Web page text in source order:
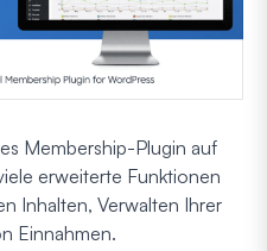
Membership-Plugin auf
erweiterte Funktionen
Inhalten, Verwalten Ihrer
Einnahmen.